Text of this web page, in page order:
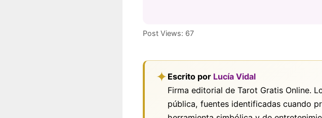
Post Views: 67
✦Escrito por Lucía Vidal
Firma editorial de Tarot Gratis Online.
pública, fuentes identificadas cuando